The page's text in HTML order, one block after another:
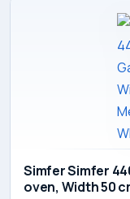
Simfer Simfer
oven, Width 50